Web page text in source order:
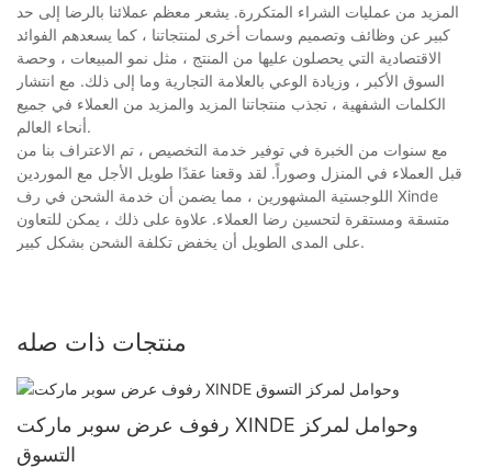
المزيد من عمليات الشراء المتكررة. يشعر معظم عملائنا بالرضا إلى حد
كبير عن وظائف وتصميم وسمات أخرى لمنتجاتنا ، كما يسعدهم الفوائد
الاقتصادية التي يحصلون عليها من المنتج ، مثل نمو المبيعات ، وحصة
السوق الأكبر ، وزيادة الوعي بالعلامة التجارية وما إلى ذلك. مع انتشار
الكلمات الشفهية ، تجذب منتجاتنا المزيد والمزيد من العملاء في جميع
أنحاء العالم.
مع سنوات من الخبرة في توفير خدمة التخصيص ، تم الاعتراف بنا من
قبل العملاء في المنزل وصوراً. لقد وقعنا عقدًا طويل الأجل مع الموردين
اللوجستية المشهورين ، مما يضمن أن خدمة الشحن في رف Xinde
متسقة ومستقرة لتحسين رضا العملاء. علاوة على ذلك ، يمكن للتعاون
على المدى الطويل أن يخفض تكلفة الشحن بشكل كبير.
منتجات ذات صله
رفوف عرض سوبر ماركت XINDE وحوامل لمركز
التسوق